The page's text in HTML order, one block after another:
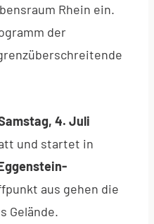
Rhein ein.
der
4. Juli
und startet in
aus gehen die
Gelände.